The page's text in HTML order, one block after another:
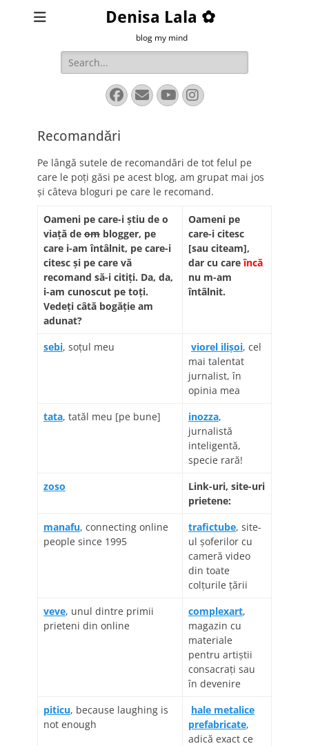
Denisa Lala ✿
blog my mind
Search
for:
Facebook
EmailYouTube
Instagram
Recomandări
Pe lângă sutele de recomandări de tot felul pe
care le poți găsi pe acest blog, am grupat mai jos
și câteva bloguri pe care le recomand.
Oameni pe care-i ştiu de o
viaţă de om blogger, pe
care i-am întâlnit, pe care-i
citesc şi pe care vă
recomand să-i citiţi. Da, da,
i-am cunoscut pe toţi.
Vedeţi câtă bogăţie am
adunat?
Oameni pe
care-i citesc
[sau citeam],
dar cu careîncă
nu m-am
întâlnit.
sebi, soţul meu viorel ilișoi, cel
mai talentat
jurnalist, în
opinia mea
tata, tatăl meu [pe bune] inozza,
jurnalistă
inteligentă,
specie rară!
zoso
Link-uri, site-uri
prietene:
manafu, connecting online
people since 1995
trafictube, site-
ul şoferilor cu
cameră video
din toate
colţurile ţării
veve, unul dintre primii
prieteni din online
complexart,
magazin cu
materiale
pentru artiştii
consacraţi sau
în devenire
piticu, because laughing is
not enough
hale metalice
prefabricate,
adică exact ce